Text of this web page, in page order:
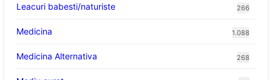
Leacuri babesti/naturiste 266
Medicina 1.088
Medicina Alternativa 268